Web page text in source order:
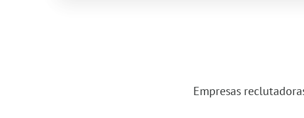
Empresas